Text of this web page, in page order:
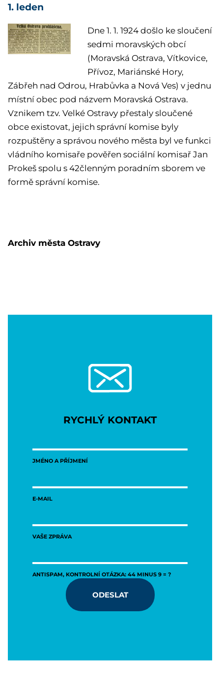
1. leden
Dne 1. 1. 1924 došlo ke sloučení
sedmi moravských obcí
(Moravská Ostrava, Vítkovice,
Přívoz, Mariánské Hory,
Zábřeh nad Odrou, Hrabůvka a Nová Ves) v jednu
místní obec pod názvem Moravská Ostrava.
Vznikem tzv. Velké Ostravy přestaly sloučené
obce existovat, jejich správní komise byly
rozpuštěny a správou nového města byl ve funkci
vládního komisaře pověřen sociální komisař Jan
Prokeš spolu s 42členným poradním sborem ve
formě správní komise.
Archiv města Ostravy
RYCHLÝ KONTAKT
JMÉNO A PŘÍJMENÍ
E-MAIL
VAŠE ZPRÁVA
ANTISPAM, KONTROLNÍ OTÁZKA: 44 MINUS 9 = ?
ODESLAT